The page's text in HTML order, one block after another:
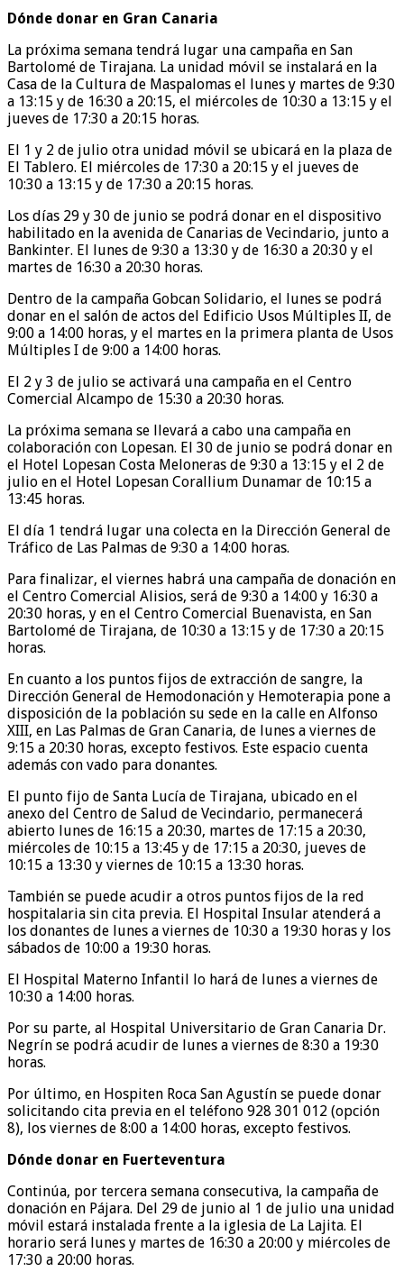
Dónde donar en Gran Canaria
La próxima semana tendrá lugar una campaña en San
Bartolomé de Tirajana. La unidad móvil se instalará en la
Casa de la Cultura de Maspalomas el lunes y martes de 9:30
a 13:15 y de 16:30 a 20:15, el miércoles de 10:30 a 13:15 y el
jueves de 17:30 a 20:15 horas.
El 1 y 2 de julio otra unidad móvil se ubicará en la plaza de
El Tablero. El miércoles de 17:30 a 20:15 y el jueves de
10:30 a 13:15 y de 17:30 a 20:15 horas.
Los días 29 y 30 de junio se podrá donar en el dispositivo
habilitado en la avenida de Canarias de Vecindario, junto a
Bankinter. El lunes de 9:30 a 13:30 y de 16:30 a 20:30 y el
martes de 16:30 a 20:30 horas.
Dentro de la campaña Gobcan Solidario, el lunes se podrá
donar en el salón de actos del Edificio Usos Múltiples II, de
9:00 a 14:00 horas, y el martes en la primera planta de Usos
Múltiples I de 9:00 a 14:00 horas.
El 2 y 3 de julio se activará una campaña en el Centro
Comercial Alcampo de 15:30 a 20:30 horas.
La próxima semana se llevará a cabo una campaña en
colaboración con Lopesan. El 30 de junio se podrá donar en
el Hotel Lopesan Costa Meloneras de 9:30 a 13:15 y el 2 de
julio en el Hotel Lopesan Corallium Dunamar de 10:15 a
13:45 horas.
El día 1 tendrá lugar una colecta en la Dirección General de
Tráfico de Las Palmas de 9:30 a 14:00 horas.
Para finalizar, el viernes habrá una campaña de donación en
el Centro Comercial Alisios, será de 9:30 a 14:00 y 16:30 a
20:30 horas, y en el Centro Comercial Buenavista, en San
Bartolomé de Tirajana, de 10:30 a 13:15 y de 17:30 a 20:15
horas.
En cuanto a los puntos fijos de extracción de sangre, la
Dirección General de Hemodonación y Hemoterapia pone a
disposición de la población su sede en la calle en Alfonso
XIII, en Las Palmas de Gran Canaria, de lunes a viernes de
9:15 a 20:30 horas, excepto festivos. Este espacio cuenta
además con vado para donantes.
El punto fijo de Santa Lucía de Tirajana, ubicado en el
anexo del Centro de Salud de Vecindario, permanecerá
abierto lunes de 16:15 a 20:30, martes de 17:15 a 20:30,
miércoles de 10:15 a 13:45 y de 17:15 a 20:30, jueves de
10:15 a 13:30 y viernes de 10:15 a 13:30 horas.
También se puede acudir a otros puntos fijos de la red
hospitalaria sin cita previa. El Hospital Insular atenderá a
los donantes de lunes a viernes de 10:30 a 19:30 horas y los
sábados de 10:00 a 19:30 horas.
El Hospital Materno Infantil lo hará de lunes a viernes de
10:30 a 14:00 horas.
Por su parte, al Hospital Universitario de Gran Canaria Dr.
Negrín se podrá acudir de lunes a viernes de 8:30 a 19:30
horas.
Por último, en Hospiten Roca San Agustín se puede donar
solicitando cita previa en el teléfono 928 301 012 (opción
8), los viernes de 8:00 a 14:00 horas, excepto festivos.
Dónde donar en Fuerteventura
Continúa, por tercera semana consecutiva, la campaña de
donación en Pájara. Del 29 de junio al 1 de julio una unidad
móvil estará instalada frente a la iglesia de La Lajita. El
horario será lunes y martes de 16:30 a 20:00 y miércoles de
17:30 a 20:00 horas.